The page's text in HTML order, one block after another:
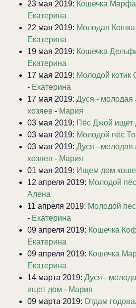
23 мая 2019: Кошечка Марфа
Екатерина
22 мая 2019: Молодая
Екатерина
19 мая 2019: Кошечка
Екатерина
17 мая 2019: Молодой котик
- Екатерина
17 мая 2019: Дуся - молодая
хозяев - Мария
03 мая 2019: Пёс Джой ищет
03 мая 2019: Молодой пёс
03 мая 2019: Дуся - молодая
хозяев - Мария
01 мая 2019: Ищем дом
12 апреля 2019: Молодой
Алена
11 апреля 2019: Молодой
- Екатерина
09 апреля 2019: Кошечка
Екатерина
09 апреля 2019: Кошечка
Екатерина
14 марта 2019: Дуся -
ищет дом - Мария
09 марта 2019: Отдам